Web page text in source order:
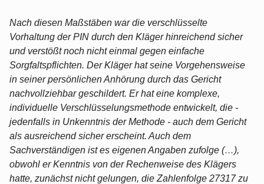
Nach diesen Maßstäben war die verschlüsselte
Vorhaltung der PIN durch den Kläger hinreichend sicher
und verstößt noch nicht einmal gegen einfache
Sorgfaltspflichten. Der Kläger hat seine Vorgehensweise
in seiner persönlichen Anhörung durch das Gericht
nachvollziehbar geschildert. Er hat eine komplexe,
individuelle Verschlüsselungsmethode entwickelt, die -
jedenfalls in Unkenntnis der Methode - auch dem Gericht
als ausreichend sicher erscheint. Auch dem
Sachverständigen ist es eigenen Angaben zufolge (…),
obwohl er Kenntnis von der Rechenweise des Klägers
hatte, zunächst nicht gelungen, die Zahlenfolge 27317 zu